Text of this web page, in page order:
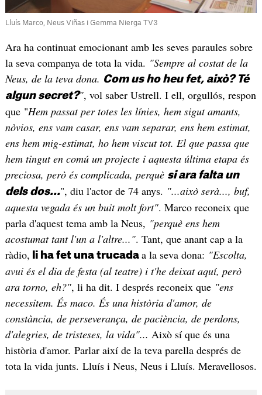
Lluís Marco, Neus Viñas i Gemma Nierga TV3
Ara ha continuat emocionant amb les seves paraules sobre
la seva companya de tota la vida. "Sempre al costat de la
Neus, de la teva dona. Com us ho heu fet, això? Té
algun secret?", vol saber Ustrell. I ell, orgullós, respon
que "Hem passat per totes les línies, hem sigut amants,
nòvios, ens vam casar, ens vam separar, ens hem estimat,
ens hem mig-estimat, ho hem viscut tot. El que passa que
hem tingut en comú un projecte i aquesta última etapa és
preciosa, però és complicada, perquè si ara falta un
dels dos...", diu l'actor de 74 anys. "...això serà..., buf,
aquesta vegada és un buit molt fort". Marco reconeix que
parla d'aquest tema amb la Neus, "perquè ens hem
acostumat tant l'un a l'altre...". Tant, que anant cap a la
ràdio, li ha fet una trucada a la seva dona: "Escolta,
avui és el dia de festa (al teatre) i t'he deixat aquí, però
ara torno, eh?", li ha dit. I després reconeix que "ens
necessitem. És maco. És una història d'amor, de
constància, de perseverança, de paciència, de perdons,
d'alegries, de tristeses, la vida"... Això sí que és una
història d'amor. Parlar així de la teva parella després de
tota la vida junts. Lluís i Neus, Neus i Lluís. Meravellosos.